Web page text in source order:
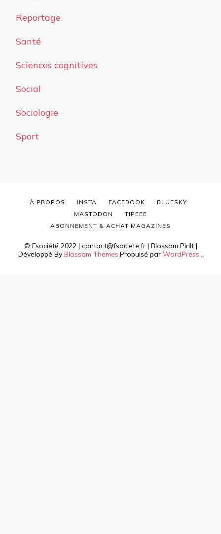
Reportage
Santé
Sciences cognitives
Social
Sociologie
Sport
© Fsociété 2022 | contact@fsociete.fr | Blossom PinIt |
Développé By Blossom Themes.Propulsé par WordPress .
À PROPOS INSTA FACEBOOK
BLUESKY
MASTODON
TIPEEE
ABONNEMENT & ACHAT MAGAZINES